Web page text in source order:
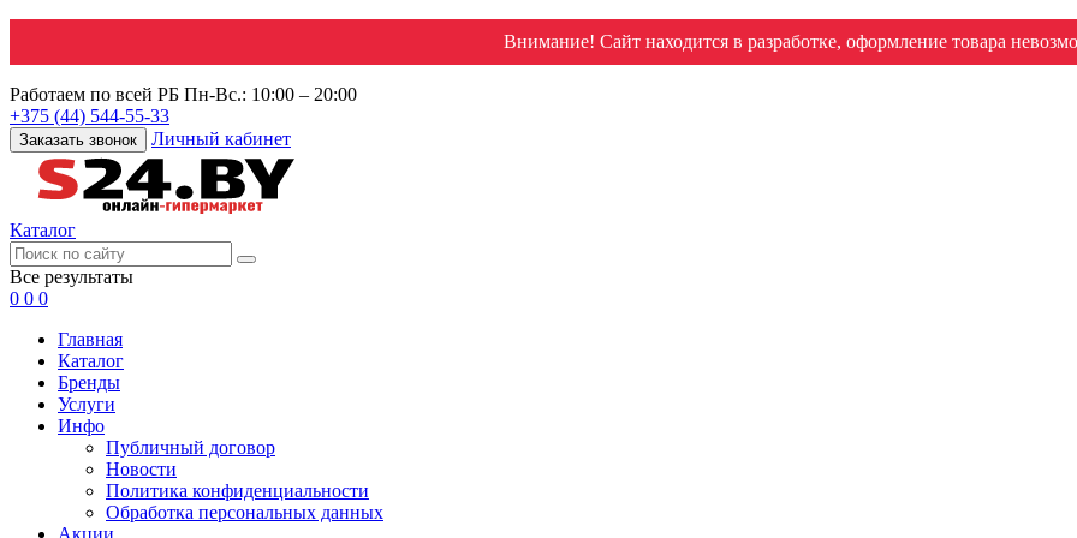
Внимание! Сайт находится в разработке, оформление товара
Работаем по всей РБ Пн-Вс.: 10:00 – 20:00
+375 (44) 544-55-33
Заказать звонок Личный кабинет
Каталог
Все результаты
0 0 0
Главная
Каталог
Бренды
Услуги
Инфо
Публичный договор
Новости
Политика конфиденциальности
Обработка персональных данных
Акции